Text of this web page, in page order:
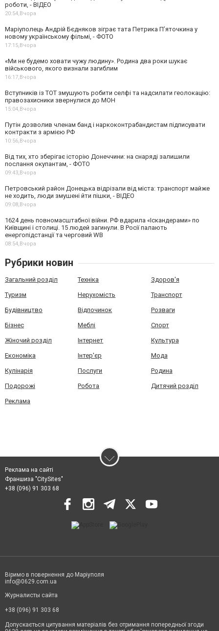
роботи, - ВІДЕО
20:54,Вчора
Маріуполець Андрій Бєдняков зіграє тата Петрика П’яточкина у
новому українському фільмі, - ФОТО
17:15,Вчора
«Ми не будемо ховати чужу людину». Родина два роки шукає
військового, якого визнали загиблим
16:17,Вчора
Вступників із ТОТ змушують робити селфі та надсилати геолокацію:
правозахисники звернулися до МОН
15:04,Вчора
Путін дозволив членам банд і наркоконтрабандистам підписувати
контракти з армією РФ
10:56,Вчора
Від тих, хто зберігає історію Донеччини: на снаряді залишили
послання окупантам, - ФОТО
09:43,Вчора
Петровський район Донецька відрізали від міста: транспорт майже
не ходить, люди змушені йти пішки, - ВІДЕО
09:08,Вчора
1624 день повномасштабної війни. РФ вдарила «Іскандерами» по
Київщині і столиці. 15 людей загинули. В Росії палають
енергопідстанції та черговий WB
08:54,Вчора
Рубрики новин
Загальний розділ Техніка Здоров'я
Туризм Нерухомість Транспорт
Будівництво Відпочинок Розваги
Бізнес Меблі Спорт
Жіночий розділ Інтернет Культура
Економіка Інтер'єр Мода
Кулінарія Послуги Родина
Подорожі Робота Дитячий розділ
Реклама
Реклама на сайті
Франшиза "CitySites"
+38 (096) 91 303 68
Віримо в повернення до Маріуполя
info@0629.com.ua
Журналисты сайта
+38 (096) 91 303 68
Допускається цитування матеріалів без отримання попередньої згоди